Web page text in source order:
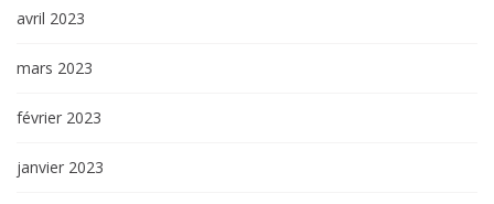
avril 2023
mars 2023
février 2023
janvier 2023